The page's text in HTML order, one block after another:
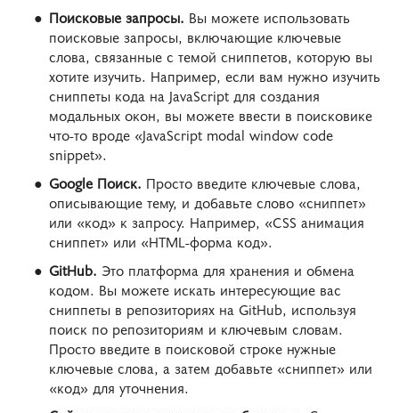
Поисковые запросы. Вы можете использовать
поисковые запросы, включающие ключевые
слова, связанные с темой сниппетов, которую вы
хотите изучить. Например, если вам нужно изучить
сниппеты кода на JavaScript для создания
модальных окон, вы можете ввести в поисковике
что-то вроде «JavaScript modal window code
snippet».
Google Поиск. Просто введите ключевые слова,
описывающие тему, и добавьте слово «сниппет»
или «код» к запросу. Например, «CSS анимация
сниппет» или «HTML-форма код».
GitHub. Это платформа для хранения и обмена
кодом. Вы можете искать интересующие вас
сниппеты в репозиториях на GitHub, используя
поиск по репозиториям и ключевым словам.
Просто введите в поисковой строке нужные
ключевые слова, а затем добавьте «сниппет» или
«код» для уточнения.